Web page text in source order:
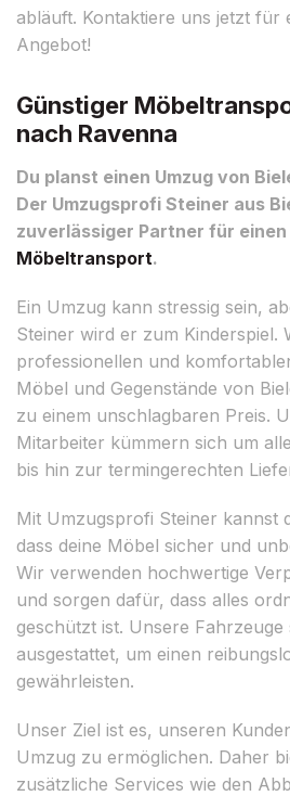
abläuft. Kontaktiere uns jetzt für
Angebot!
Günstiger
nach Ravenna
Du planst einen Umzug von
Der Umzugsprofi Steiner aus
zuverlässiger Partner für
Möbeltransport.
Ein Umzug kann stressig sein,
Steiner wird er zum Kinderspiel.
professionellen und
Möbel und Gegenstände von
zu einem unschlagbaren Preis.
Mitarbeiter kümmern sich um
bis hin zur termingerechten
Mit Umzugsprofi Steiner kannst
dass deine Möbel sicher und
Wir verwenden hochwertige
und sorgen dafür, dass alles
geschützt ist. Unsere
ausgestattet, um einen
gewährleisten.
Unser Ziel ist es, unseren
Umzug zu ermöglichen. Daher
zusätzliche Services wie den